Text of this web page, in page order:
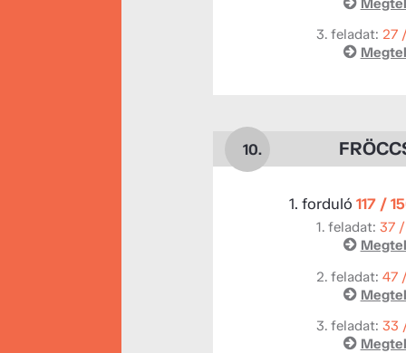
3. feladat: 27
10.
1. forduló 117 /
1. feladat: 37
2. feladat: 47
3. feladat: 33